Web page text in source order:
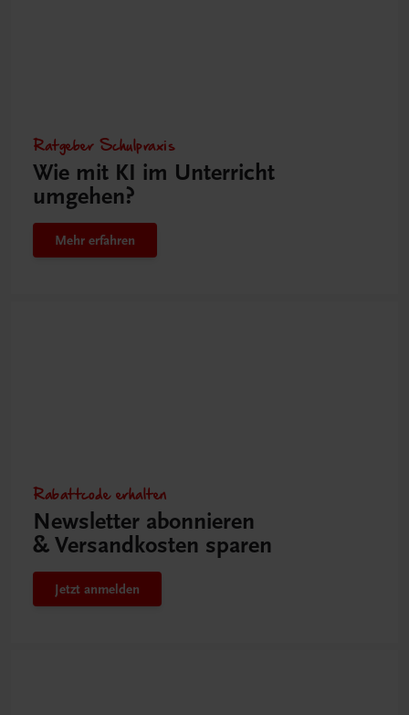
Ratgeber Schulpraxis
Wie mit KI im Unterricht
umgehen?
Mehr erfahren
Rabattcode erhalten
Newsletter abonnieren
& Versandkosten sparen
Jetzt anmelden